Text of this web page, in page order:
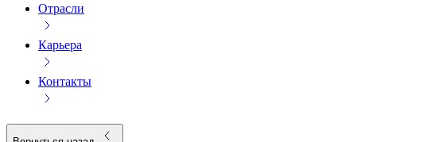
Отрасли
Карьера
Контакты